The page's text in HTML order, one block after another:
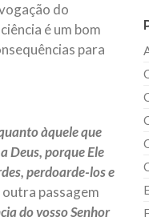
do
é um bom
para
àquele que
Deus, porque Ele
perdoarde-los e
passagem
do vosso Senhor